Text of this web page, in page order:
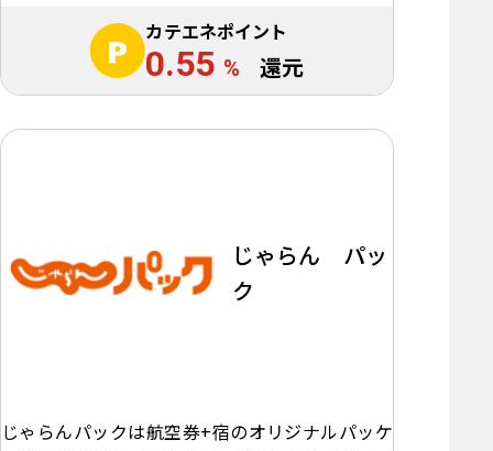
カテエネポイント
0.55 % 還元
じゃらん パッ
ク
じゃらんパックは航空券+宿のオリジナルパッケ